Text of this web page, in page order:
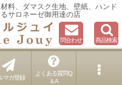
料、ダマスク生地、壁紙、ハンド
サロネーゼ御用達の店
問合わせ 商品検索
マガ登録
よくある質問Q
＆A